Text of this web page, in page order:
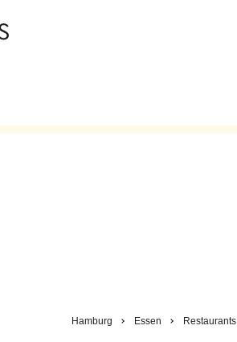
Hamburg Essen Restaurants